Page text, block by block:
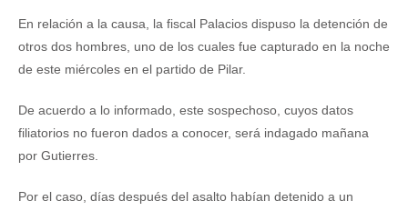
En relación a la causa, la fiscal Palacios dispuso la detención de
otros dos hombres, uno de los cuales fue capturado en la noche
de este miércoles en el partido de Pilar.
De acuerdo a lo informado, este sospechoso, cuyos datos
filiatorios no fueron dados a conocer, será indagado mañana
por Gutierres.
Por el caso, días después del asalto habían detenido a un